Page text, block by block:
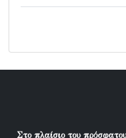
Στο πλαίσιο του